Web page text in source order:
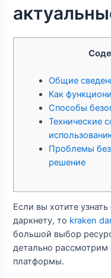
Общие
Как
Способы
Технические
Проблемы
решение
Если вы хотите
даркнету, то kraken
большой выбор
детально рассмотрим
платформы.